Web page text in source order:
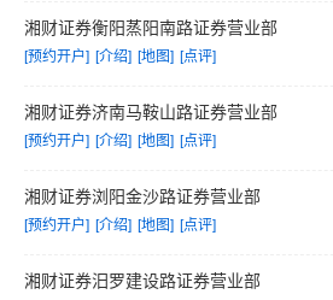
湘财证券衡阳蒸阳南路证券营业部
[预约开户] [介绍] [地图] [点评]
湘财证券济南马鞍山路证券营业部
[预约开户] [介绍] [地图] [点评]
湘财证券浏阳金沙路证券营业部
[预约开户] [介绍] [地图] [点评]
湘财证券汨罗建设路证券营业部